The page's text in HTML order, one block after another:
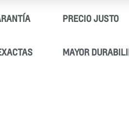
PRECIO JUSTO
MAYOR